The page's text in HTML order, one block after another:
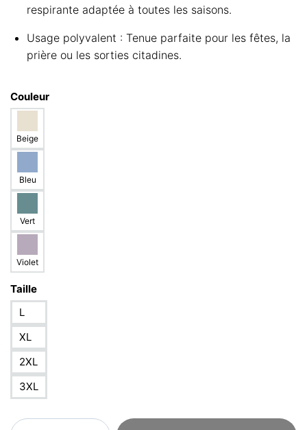
respirante adaptée à toutes les saisons.
Usage polyvalent : Tenue parfaite pour les fêtes, la
prière ou les sorties citadines.
Couleur
Beige
Bleu
Vert
Violet
Taille
L
XL
2XL
3XL
quantité